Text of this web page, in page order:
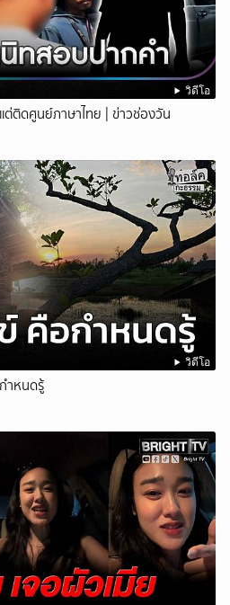
วิดีโอ
ติดศูนย์ภาษาไทย | ข่าวช่องวัน
วิดีโอ
ำหนดรู้